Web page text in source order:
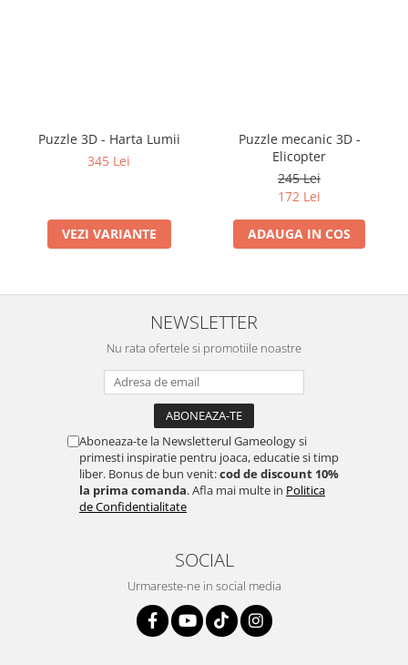
Puzzle 3D - Harta Lumii
345 Lei
VEZI VARIANTE
Puzzle mecanic 3D -
Elicopter
245 Lei
172 Lei
ADAUGA IN COS
NEWSLETTER
Nu rata ofertele si promotiile noastre
Aboneaza-te la Newsletterul Gameology si
primesti inspiratie pentru joaca, educatie si timp
liber. Bonus de bun venit:cod de discount 10%
la prima comanda. Afla mai multe in Politica
de Confidentialitate
SOCIAL
Urmareste-ne in social media